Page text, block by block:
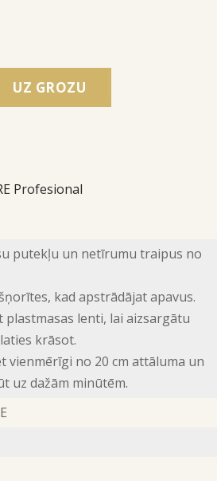
UZ GROZU
Profesional
putekļu un netīrumu traipus no
kad apstrādājat apavus.
plastmasas lenti, lai aizsargātu
krāsot.
vienmērīgi no 20 cm attāluma un
uz dažām minūtēm.